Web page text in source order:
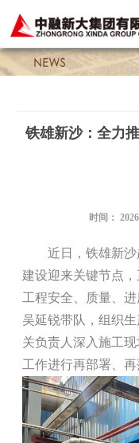
铁雄新沙：全力
时间：
近日，铁雄新沙
建设迎来关键节点
工程安全、质量、
吴延锐带队，组织
关负责人深入施工
工作进行再部署、再